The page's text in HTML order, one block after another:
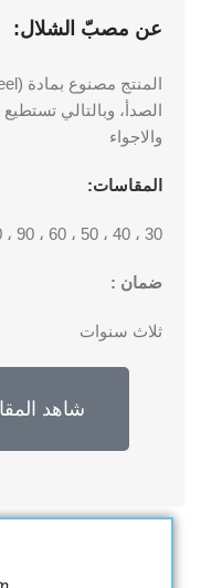
عن مصبّ الشلال:
الصدأ، وبالتالي
والاجواء
المقاسات:
30 ، 40 ، 50 ، 60 ، 90 ، 120 ، 150 ، 200 ، 300 سنتيمتر
ضمان :
ثلاث سنوات
شاهد